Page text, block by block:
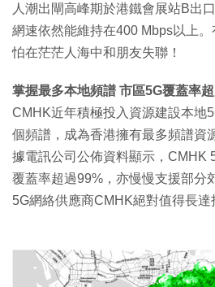
人潮出閘高峰期於港鐵會展站B出
網速依然能維持在400 Mbps以上
怕在茫茫人海中和朋友失聯！
掌握最多本地頻譜 市區5G覆蓋率
CMHK近年積極投入資源建設本地
個頻譜，成為香港擁有最多頻譜資
據電訊公司公佈資料顯示，CMHK
覆蓋率超過99%，亦慢慢支援部分
5G網絡供應商CMHK絕對值得長達